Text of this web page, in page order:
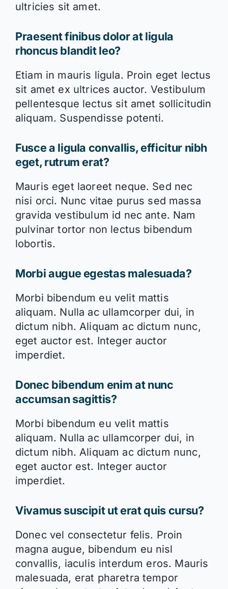
ultricies sit amet.
Praesent finibus dolor at ligula
rhoncus blandit leo?
Etiam in mauris ligula. Proin eget lectus
sit amet ex ultrices auctor. Vestibulum
pellentesque lectus sit amet sollicitudin
aliquam. Suspendisse potenti.
Fusce a ligula convallis, efficitur nibh
eget, rutrum erat?
Mauris eget laoreet neque. Sed nec
nisi orci. Nunc vitae purus sed massa
gravida vestibulum id nec ante. Nam
pulvinar tortor non lectus bibendum
lobortis.
Morbi augue egestas malesuada?
Morbi bibendum eu velit mattis
aliquam. Nulla ac ullamcorper dui, in
dictum nibh. Aliquam ac dictum nunc,
eget auctor est. Integer auctor
imperdiet.
Donec bibendum enim at nunc
accumsan sagittis?
Morbi bibendum eu velit mattis
aliquam. Nulla ac ullamcorper dui, in
dictum nibh. Aliquam ac dictum nunc,
eget auctor est. Integer auctor
imperdiet.
Vivamus suscipit ut erat quis cursu?
Donec vel consectetur felis. Proin
magna augue, bibendum eu nisl
convallis, iaculis interdum eros. Mauris
malesuada, erat pharetra tempor